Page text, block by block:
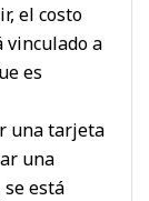
el costo
vinculado a
es
una tarjeta
una
está